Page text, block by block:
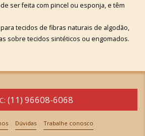
ser feita com pincel ou esponja, e têm
tecidos de fibras naturais de algodão,
sobre tecidos sintéticos ou engomados.
(11) 96608-6068
Dúvidas Trabalhe conosco